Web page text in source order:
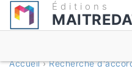
Éditions
Accueil›Recherche